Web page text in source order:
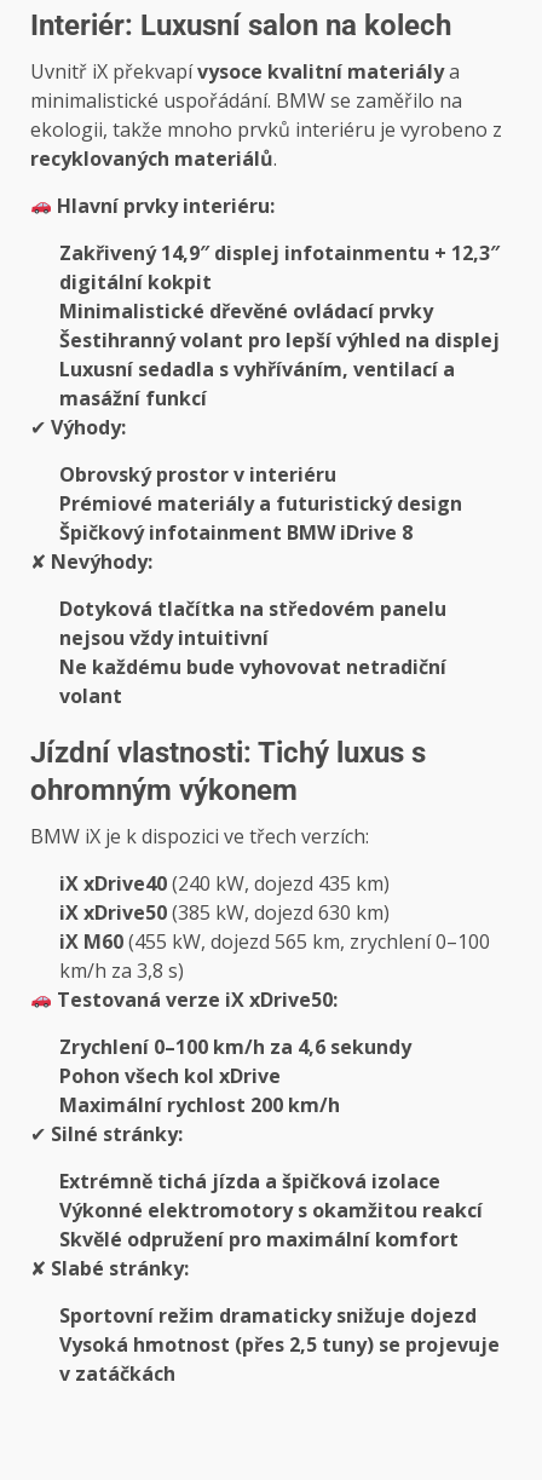
Interiér: Luxusní salon na kolech
Uvnitř iX překvapívysoce kvalitní materiálya
minimalistické uspořádání. BMW se zaměřilo na
ekologii, takže mnoho prvků interiéru je vyrobeno z
recyklovaných materiálů.
Hlavní prvky interiéru:
Zakřivený 14,9″ displej infotainmentu + 12,3″
digitální kokpit
Minimalistické dřevěné ovládací prvky
Šestihranný volant pro lepší výhled na displej
Luxusní sedadla s vyhříváním, ventilací a
masážní funkcí
✔ Výhody:
Obrovský prostor v interiéru
Prémiové materiály a futuristický design
Špičkový infotainment BMW iDrive 8
✘ Nevýhody:
Dotyková tlačítka na středovém panelu
nejsou vždy intuitivní
Ne každému bude vyhovovat netradiční
volant
Jízdní vlastnosti: Tichý luxus s
ohromným výkonem
BMW iX je k dispozici ve třech verzích:
iX xDrive40(240 kW, dojezd 435 km)
iX xDrive50(385 kW, dojezd 630 km)
iX M60(455 kW, dojezd 565 km, zrychlení 0–100
km/h za 3,8 s)
Testovaná verze iX xDrive50:
Zrychlení 0–100 km/h za 4,6 sekundy
Pohon všech kol xDrive
Maximální rychlost 200 km/h
✔ Silné stránky:
Extrémně tichá jízda a špičková izolace
Výkonné elektromotory s okamžitou reakcí
Skvělé odpružení pro maximální komfort
✘ Slabé stránky:
Sportovní režim dramaticky snižuje dojezd
Vysoká hmotnost (přes 2,5 tuny) se projevuje
v zatáčkách